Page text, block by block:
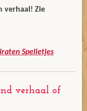
verhaal! Zie
Spelletjes
verhaal of